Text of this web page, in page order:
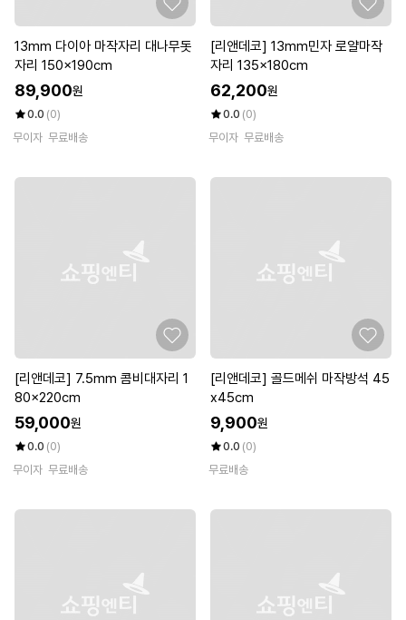
13mm 다이아 마작자리 대나무돗
자리 150x190cm
89,900원
0.0 (0)
무이자 무료배송
[리앤데코] 13mm민자 로얄마작
자리 135x180cm
62,200원
0.0 (0)
무이자 무료배송
[리앤데코] 7.5mm 콤비대자리 1
80x220cm
59,000원
0.0 (0)
무이자 무료배송
[리앤데코] 골드메쉬 마작방석 45
x45cm
9,900원
0.0 (0)
무료배송